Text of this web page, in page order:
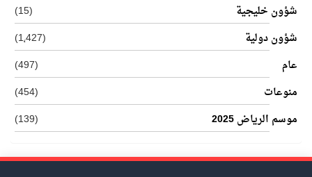
شؤون خليجية
(15)
شؤون دولية
(1٬427)
عام
(497)
منوعات
(454)
موسم الرياض 2025
(139)